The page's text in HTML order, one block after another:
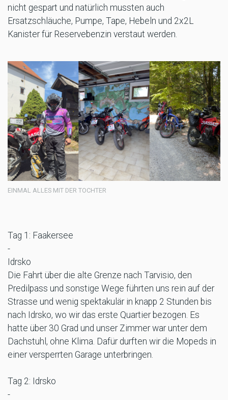
nicht gespart und natürlich mussten auch
Ersatzschläuche, Pumpe, Tape, Hebeln und 2x2L
Kanister für Reservebenzin verstaut werden.
EINMAL ALLES MIT DER TOCHTER
Tag 1: Faakersee
-
Idrsko
Die Fahrt über die alte Grenze nach Tarvisio, den
Predilpass und sonstige Wege führten uns rein auf der
Strasse und wenig spektakulär in knapp 2 Stunden bis
nach Idrsko, wo wir das erste Quartier bezogen. Es
hatte über 30 Grad und unser Zimmer war unter dem
Dachstuhl, ohne Klima. Dafür durften wir die Mopeds in
einer versperrten Garage unterbringen.
Tag 2: Idrsko
-